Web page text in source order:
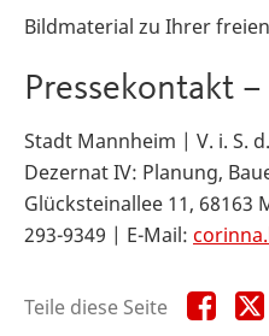
Bildmaterial zu Ihrer
Pressekontakt –
Stadt Mannheim | V. i. S.
Dezernat IV: Planung,
Glücksteinallee 11, 68163
293-9349 | E-Mail:
Teile diese Seite Teile
diese